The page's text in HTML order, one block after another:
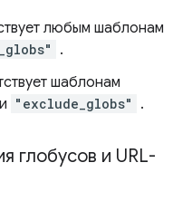
любым шаблонам
.
шаблонам
"exclude_globs" .
глобусов и URL-